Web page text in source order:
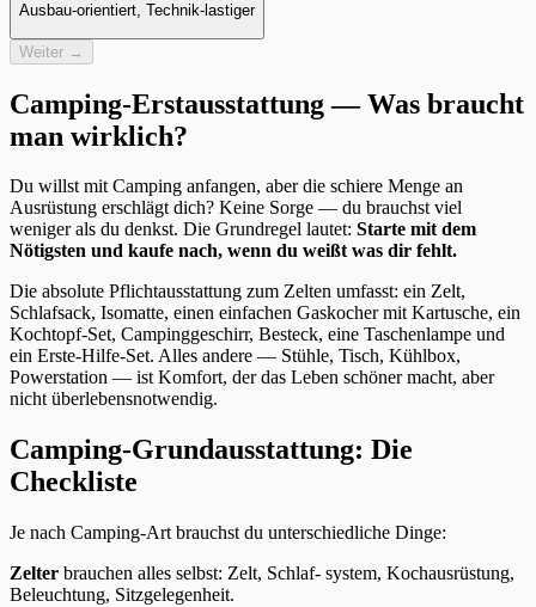
Ausbau-orientiert, Technik-lastiger
Weiter →
Camping-Erstausstattung — Was braucht
man wirklich?
Du willst mit Camping anfangen, aber die schiere Menge an
Ausrüstung erschlägt dich? Keine Sorge — du brauchst viel
weniger als du denkst. Die Grundregel lautet: Starte mit dem
Nötigsten und kaufe nach, wenn du weißt was dir fehlt.
Die absolute Pflichtausstattung zum Zelten umfasst: ein Zelt,
Schlafsack, Isomatte, einen einfachen Gaskocher mit Kartusche, ein
Kochtopf-Set, Campinggeschirr, Besteck, eine Taschenlampe und
ein Erste-Hilfe-Set. Alles andere — Stühle, Tisch, Kühlbox,
Powerstation — ist Komfort, der das Leben schöner macht, aber
nicht überlebensnotwendig.
Camping-Grundausstattung: Die
Checkliste
Je nach Camping-Art brauchst du unterschiedliche Dinge:
Zelter brauchen alles selbst: Zelt, Schlaf- system, Kochausrüstung,
Beleuchtung, Sitzgelegenheit.